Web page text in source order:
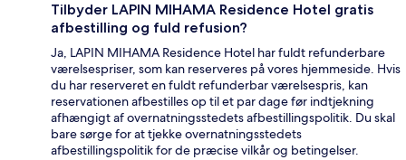
Tilbyder LAPIN MIHAMA Residence Hotel gratis
afbestilling og fuld refusion?
Ja, LAPIN MIHAMA Residence Hotel har fuldt refunderbare
værelsespriser, som kan reserveres på vores hjemmeside. Hvis
du har reserveret en fuldt refunderbar værelsespris, kan
reservationen afbestilles op til et par dage før indtjekning
afhængigt af overnatningsstedets afbestillingspolitik. Du skal
bare sørge for at tjekke overnatningsstedets
afbestillingspolitik for de præcise vilkår og betingelser.